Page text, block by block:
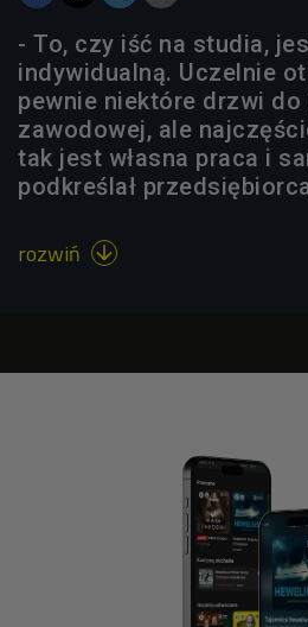
- To, czy iść na studia,
indywidualną. Uczelnie
pewnie niektóre drzwi do
zawodowej, ale
tak jest własna praca i
podkreślał
rozwiń 